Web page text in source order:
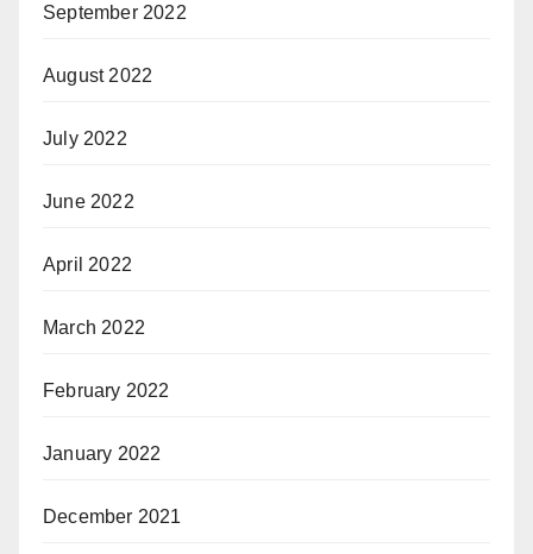
September 2022
August 2022
July 2022
June 2022
April 2022
March 2022
February 2022
January 2022
December 2021